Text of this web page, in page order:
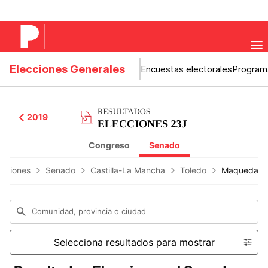
Elecciones Generales Encuestas electorales
2019
Congreso Senado
Senado Castilla-La Mancha Toledo Maqueda
Comunidad, provincia o ciudad
Selecciona resultados para mostrar